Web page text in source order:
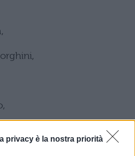
privacy è la nostra priorità